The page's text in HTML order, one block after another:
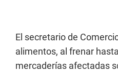
El secretario de
alimentos, al frenar
mercaderías afectadas